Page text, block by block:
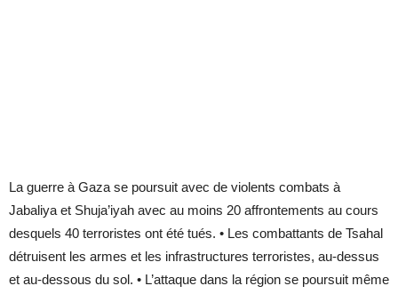
La guerre à Gaza se poursuit avec de violents combats à
Jabaliya et Shuja’iyah avec au moins 20 affrontements au cours
desquels 40 terroristes ont été tués. • Les combattants de Tsahal
détruisent les armes et les infrastructures terroristes, au-dessus
et au-dessous du sol. • L’attaque dans la région se poursuit même